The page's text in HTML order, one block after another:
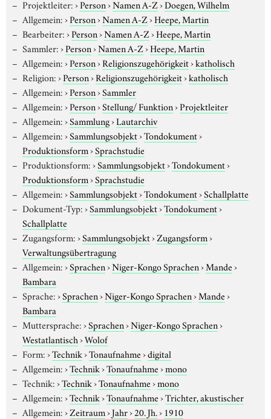
Projektleiter:›Person›Namen A-Z›Doegen, Wilhelm
Allgemein:›Person›Namen A-Z›Heepe, Martin
Bearbeiter:›Person›Namen A-Z›Heepe, Martin
Sammler:›Person›Namen A-Z›Heepe, Martin
Allgemein:›Person›Religionszugehörigkeit›katholisch
Religion:›Person›Religionszugehörigkeit›katholisch
Allgemein:›Person›Sammler
Allgemein:›Person›Stellung/ Funktion›Projektleiter
Allgemein:›Sammlung›Lautarchiv
Allgemein:›Sammlungsobjekt›Tondokument›
Produktionsform›Sprachstudie
Produktionsform:›Sammlungsobjekt›Tondokument›
Produktionsform›Sprachstudie
Allgemein:›Sammlungsobjekt›Tondokument›Schallplatte
Dokument-Typ:›Sammlungsobjekt›Tondokument›
Schallplatte
Zugangsform:›Sammlungsobjekt›Zugangsform›
Verwaltungsübertragung
Allgemein:›Sprachen›Niger-Kongo Sprachen›Mande›
Bambara
Sprache:›Sprachen›Niger-Kongo Sprachen›Mande›
Bambara
Muttersprache:›Sprachen›Niger-Kongo Sprachen›
Westatlantisch›Wolof
Form:›Technik›Tonaufnahme›digital
Allgemein:›Technik›Tonaufnahme›mono
Technik:›Technik›Tonaufnahme›mono
Allgemein:›Technik›Tonaufnahme›Trichter, akustischer
Allgemein:›Zeitraum›Jahr›20. Jh.› 1910